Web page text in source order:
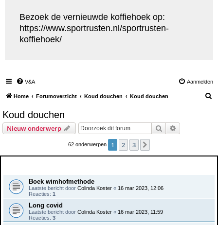
Bezoek de vernieuwde koffiehoek op:
https://www.sportrusten.nl/sportrusten-
koffiehoek/
V&A Aanmelden
Home Forumoverzicht Koud douchen Koud douchen
Koud douchen
Nieuw onderwerp Zoek
62 onderwerpen 1 2 3
Boek wimhofmethode
Laatste bericht door Colinda Koster « 16 mar 2023, 12:06
Reacties: 1
Long covid
Laatste bericht door Colinda Koster « 16 mar 2023, 11:59
Reacties: 3